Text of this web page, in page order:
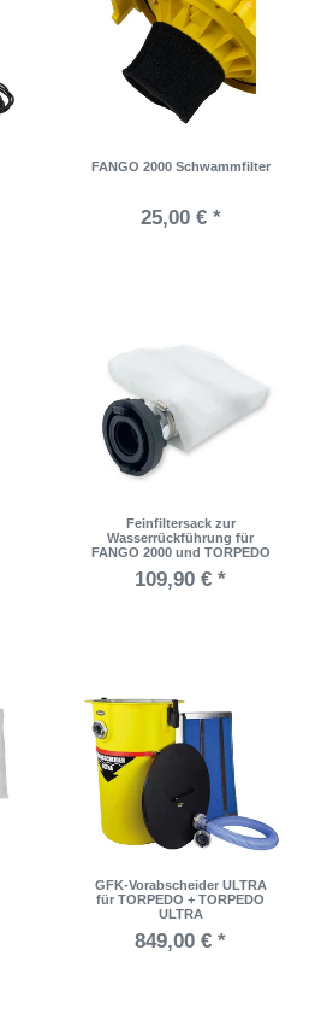
FANGO 2000 Schwammfilter
25,00 € *
Feinfiltersack zur
Wasserrückführung für
FANGO 2000 und TORPEDO
109,90 € *
GFK-Vorabscheider ULTRA
für TORPEDO + TORPEDO
ULTRA
849,00 € *